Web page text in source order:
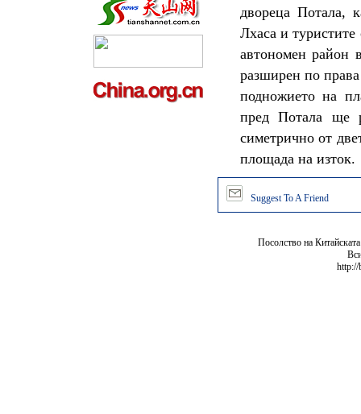
двореца Потала,
Лхаса и
автономен район
разширен по
подножието на
пред Потала ще
симетрично от
площада на изток.
Suggest To A Friend
Посолство на
http://